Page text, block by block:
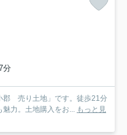
分
郡 売り土地」です。徒歩21分
力。土地購入をお... もっと見